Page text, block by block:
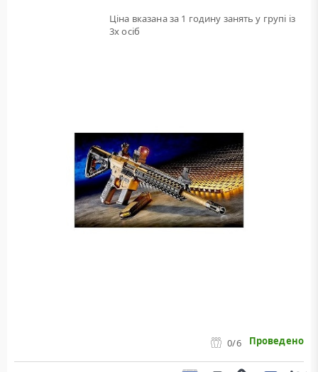
Ціна вказана за 1 годину занять у групі із
3х осіб
0/6 Проведено